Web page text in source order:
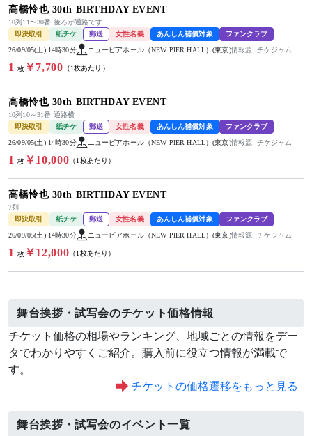
高橋怜也 30th BIRTHDAY EVENT
10列11〜30番 後ろが通路です
即決取引
紙チケ 郵送 女性名義 あんしん補償対象 ファンクラブ
26/09/05(土) 14時30分 ニューピアホール（NEW PIER HALL）(東京)情報源: チケジャム
1 枚￥7,700 （1枚あたり）
高橋怜也 30th BIRTHDAY EVENT
10列10～31番 通路横
即決取引
紙チケ 郵送 女性名義 あんしん補償対象 ファンクラブ
26/09/05(土) 14時30分 ニューピアホール（NEW PIER HALL）(東京)情報源: チケジャム
1 枚￥10,000 （1枚あたり）
高橋怜也 30th BIRTHDAY EVENT
7列
即決取引
紙チケ 郵送 女性名義 あんしん補償対象 ファンクラブ
26/09/05(土) 14時30分 ニューピアホール（NEW PIER HALL）(東京)情報源: チケジャム
1 枚￥12,000 （1枚あたり）
舞台挨拶・試写会のチケット価格情報
チケット価格の相場やランキング、地域ごとの情報をデー
タでわかりやすくご紹介。購入前に役立つ情報が満載で
す。
チケットの価格遷移をもっと見る
舞台挨拶・試写会のイベント一覧